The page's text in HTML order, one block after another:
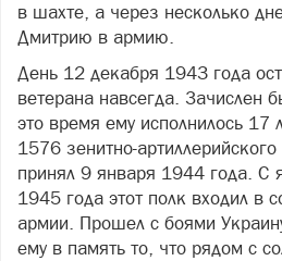
в шахте, а через несколько
Дмитрию в армию.
День 12 декабря 1943 года
ветерана навсегда. Зачислен
это время ему исполнилось 17
1576 зенитно-
принял 9 января 1944 года. С
1945 года этот полк входил в
армии. Прошел с боями
ему в память то, что рядом с